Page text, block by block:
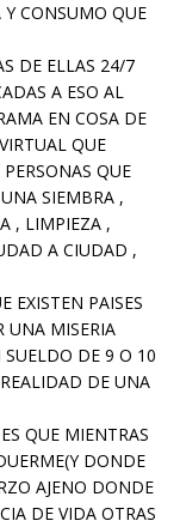
Y CONSUMO QUE
DE ELLAS 24/7
A ESO AL
EN COSA DE
QUE
QUE
SIEMBRA ,
, LIMPIEZA ,
A CIUDAD ,
EXISTEN PAISES
UNA MISERIA
SUELDO DE 9 O 10
DE UNA
QUE MIENTRAS
DONDE
AJENO DONDE
DE VIDA OTRAS